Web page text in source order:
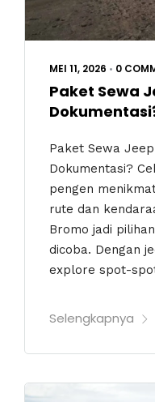
MEI 11, 2026 • 0
Paket Sewa
Paket Sewa
Dokumentasi?
pengen
rute dan
Bromo jadi
dicoba. Dengan
explore spot-
Selengkapnya